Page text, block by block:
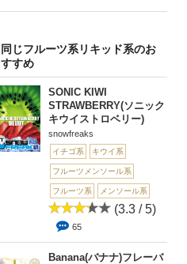
同じフルーツ系リキッド系のお
すすめ
SONIC KIWI
STRAWBERRY(ソニック
キウイストロベリー)
snowfreaks
イチゴ系 キウイ系
フルーツメンソール系
フルーツ系 メンソール系
(3.3 / 5)
65
Banana(バナナ)フレーバ